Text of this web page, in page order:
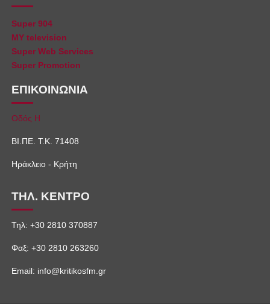
Super 904
MY television
Super Web Services
Super Promotion
ΕΠΙΚΟΙΝΩΝΙΑ
Οδός Η
ΒΙ.ΠΕ. Τ.Κ. 71408
Ηράκλειο - Κρήτη
ΤΗΛ. ΚΕΝΤΡΟ
Τηλ: +30 2810 370887
Φαξ: +30 2810 263260
Email: info@kritikosfm.gr